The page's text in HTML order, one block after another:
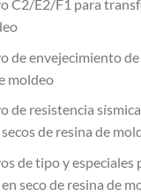
C2/E2/F1 para
de envejecimiento
moldeo
de resistencia
de resina de
de tipo y especiales
seco de resina de